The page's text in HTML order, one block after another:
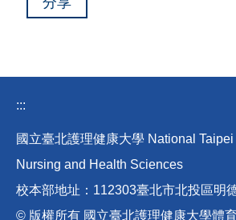
:::
國立臺北護理健康大學 National
Nursing and Health Sciences
校本部地址：112303臺北市北投區明
© 版權所有 國立臺北護理健康大學體